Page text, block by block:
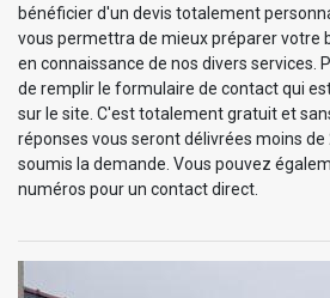
bénéficier d'un devis totalement
vous permettra de mieux préparer votre
en connaissance de nos divers services.
de remplir le formulaire de contact qui
sur le site. C'est totalement gratuit et
réponses vous seront délivrées moins
soumis la demande. Vous pouvez
numéros pour un contact direct.